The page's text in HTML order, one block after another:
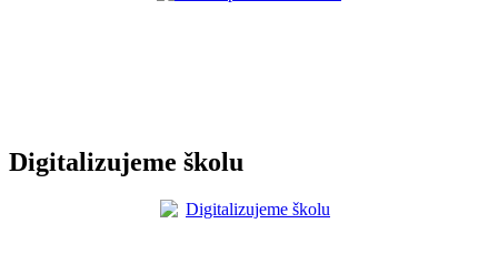
Digitalizujeme školu